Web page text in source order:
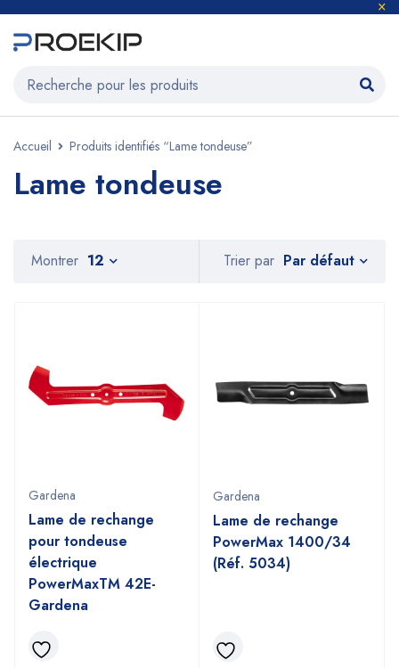
Accueil Produits identifiés “Lame tondeuse”
Lame tondeuse
Trier par Par défaut
Montrer 12
Gardena
Lame de rechange
pour tondeuse
électrique
PowerMaxTM 42E-
Gardena
Gardena
Lame de rechange
PowerMax 1400/34
(Réf. 5034)